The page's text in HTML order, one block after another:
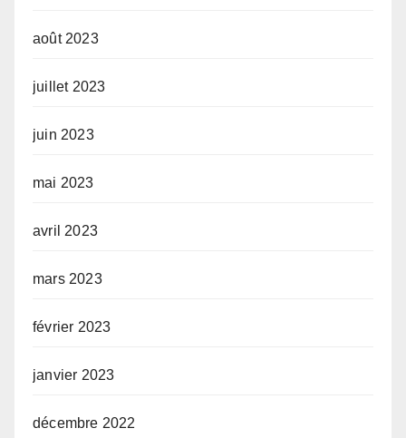
août 2023
juillet 2023
juin 2023
mai 2023
avril 2023
mars 2023
février 2023
janvier 2023
décembre 2022